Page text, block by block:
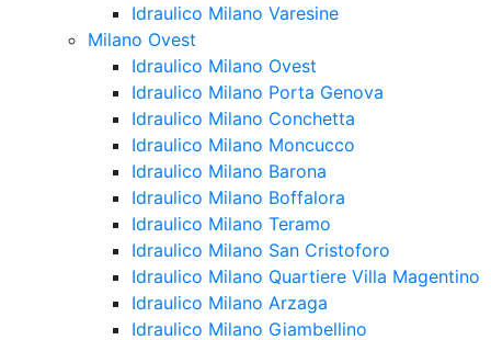
Idraulico Milano Varesine
Milano Ovest
Idraulico Milano Ovest
Idraulico Milano Porta Genova
Idraulico Milano Conchetta
Idraulico Milano Moncucco
Idraulico Milano Barona
Idraulico Milano Boffalora
Idraulico Milano Teramo
Idraulico Milano San Cristoforo
Idraulico Milano Quartiere Villa Magentino
Idraulico Milano Arzaga
Idraulico Milano Giambellino